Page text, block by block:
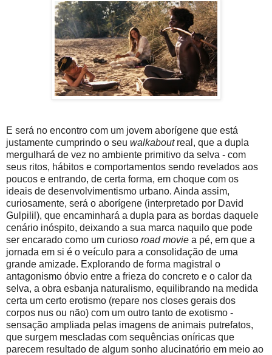
E será no encontro com um jovem aborígene que está
justamente cumprindo o seu walkaboutreal, que a dupla
mergulhará de vez no ambiente primitivo da selva - com
seus ritos, hábitos e comportamentos sendo revelados aos
poucos e entrando, de certa forma, em choque com os
ideais de desenvolvimentismo urbano. Ainda assim,
curiosamente, será o aborígene (interpretado por David
Gulpilil), que encaminhará a dupla para as bordas daquele
cenário inóspito, deixando a sua marca naquilo que pode
ser encarado como um curioso road movie a pé, em que a
jornada em si é o veículo para a consolidação de uma
grande amizade. Explorando de forma magistral o
antagonismo óbvio entre a frieza do concreto e o calor da
selva, a obra esbanja naturalismo, equilibrando na medida
certa um certo erotismo (repare nos closes gerais dos
corpos nus ou não) com um outro tanto de exotismo -
sensação ampliada pelas imagens de animais putrefatos,
que surgem mescladas com sequências oníricas que
parecem resultado de algum sonho alucinatório em meio ao